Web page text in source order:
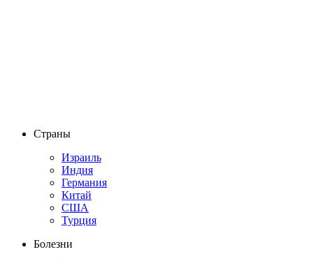
Страны
Израиль
Индия
Германия
Китай
США
Турция
Болезни